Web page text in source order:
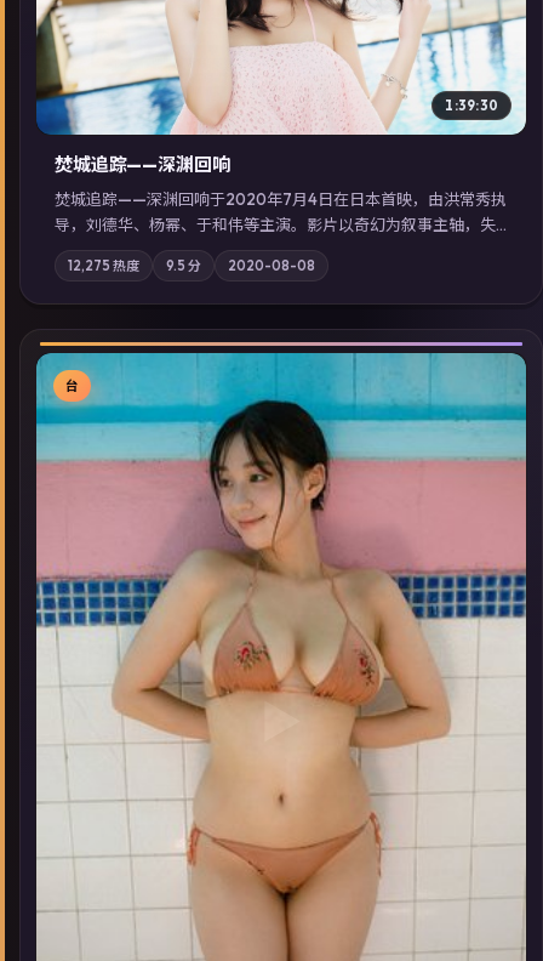
1:39:30
焚城追踪——深渊回响
焚城追踪——深渊回响于2020年7月4日在日本首映，由洪常秀执
导，刘德华、杨幂、于和伟等主演。影片以奇幻为叙事主轴，失
踪人口档案牵出跨国灰色产业链；摄影与配乐强化地域气质；站
内亦可通过「国产免费观看高清电视剧在线看」延展检索同类型
高分佳作，畅享高清在线追剧体验。
12,275 热度 9.5 分 2020-08-08
▶
台